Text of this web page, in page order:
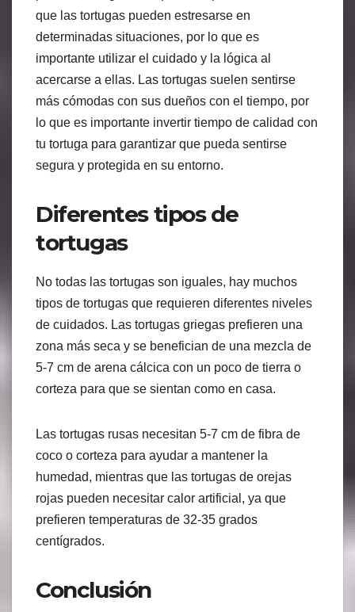
que las tortugas pueden estresarse en
determinadas situaciones, por lo que es
importante utilizar el cuidado y la lógica al
acercarse a ellas. Las tortugas suelen sentirse
más cómodas con sus dueños con el tiempo, por
lo que es importante invertir tiempo de calidad con
tu tortuga para garantizar que pueda sentirse
segura y protegida en su entorno.
Diferentes tipos de
tortugas
No todas las tortugas son iguales, hay muchos
tipos de tortugas que requieren diferentes niveles
de cuidados. Las tortugas griegas prefieren una
zona más seca y se benefician de una mezcla de
5-7 cm de arena cálcica con un poco de tierra o
corteza para que se sientan como en casa.
Las tortugas rusas necesitan 5-7 cm de fibra de
coco o corteza para ayudar a mantener la
humedad, mientras que las tortugas de orejas
rojas pueden necesitar calor artificial, ya que
prefieren temperaturas de 32-35 grados
centígrados.
Conclusión